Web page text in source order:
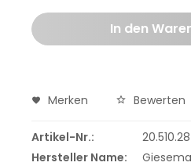
In den
Merken Bewerten
Artikel-Nr.:
Hersteller Name: